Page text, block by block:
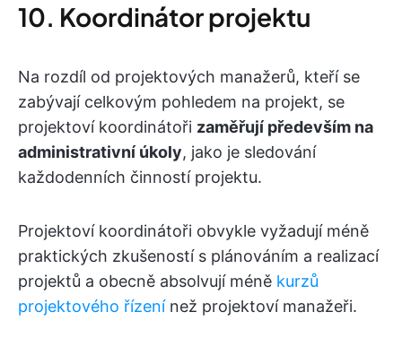
10. Koordinátor projektu
Na rozdíl od projektových manažerů, kteří se
zabývají celkovým pohledem na projekt, se
projektoví koordinátoři zaměřují především na
administrativní úkoly, jako je sledování
každodenních činností projektu.
Projektoví koordinátoři obvykle vyžadují méně
praktických zkušeností s plánováním a realizací
projektů a obecně absolvují méně kurzů
projektového řízenínež projektoví manažeři.